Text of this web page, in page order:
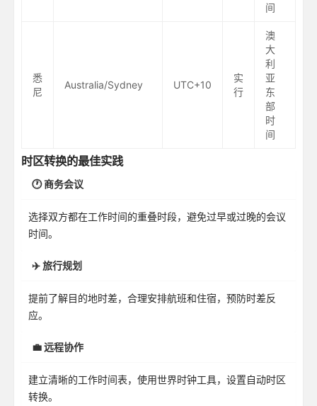
间
悉
尼
Australia/Sydney UTC+10
实
行
澳
大
利
亚
东
部
时
间
时区转换的最佳实践
🕐 商务会议
选择双方都在工作时间的重叠时段，避免过早或过晚的会议
时间。
✈️ 旅行规划
提前了解目的地时差，合理安排航班和住宿，预防时差反
应。
💼 远程协作
建立清晰的工作时间表，使用世界时钟工具，设置自动时区
转换。